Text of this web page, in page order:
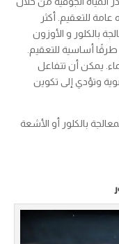
للتعقيم. أكثر
بالكلور و الأوزون
أساسية للتعقيم.
يمكن أن تتفاعل
وتؤدي إلى تكوين
بالكلور أو الأشعة